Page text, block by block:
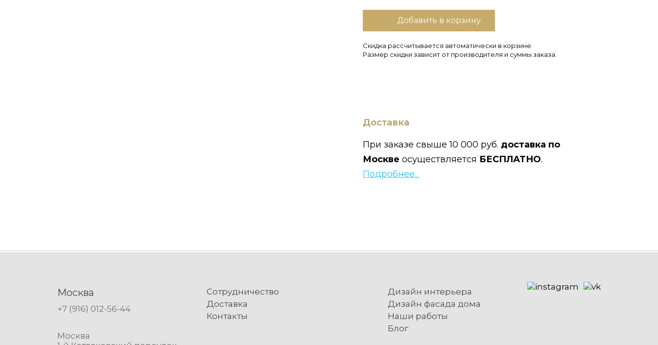
Добавить в корзину
Скидка рассчитывается автоматически в корзине.
Размер скидки зависит от производителя и суммы заказа.
Доставка
При заказе свыше 10 000 руб. доставка по
Москве осуществляется БЕСПЛАТНО.
Подробнее...
Москва
+7 (916) 012-56-44
Москва
Сотрудничество
Доставка
Контакты
Дизайн интерьера
Дизайн фасада дома
Наши работы
Блог